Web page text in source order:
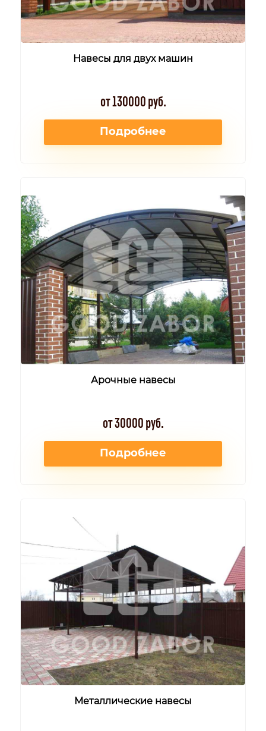
Навесы для двух машин
от 130000 руб.
Подробнее
Арочные навесы
от 30000 руб.
Подробнее
Металлические навесы